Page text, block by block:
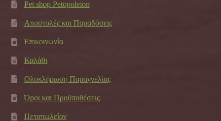
Pet shop Petopoleion
Αποστολές και Παραδόσεις
Επικοινωνία
Καλάθι
Ολοκλήρωση Παραγγελίας
Όροι και Προϋποθέσεις
Πετοπωλείον